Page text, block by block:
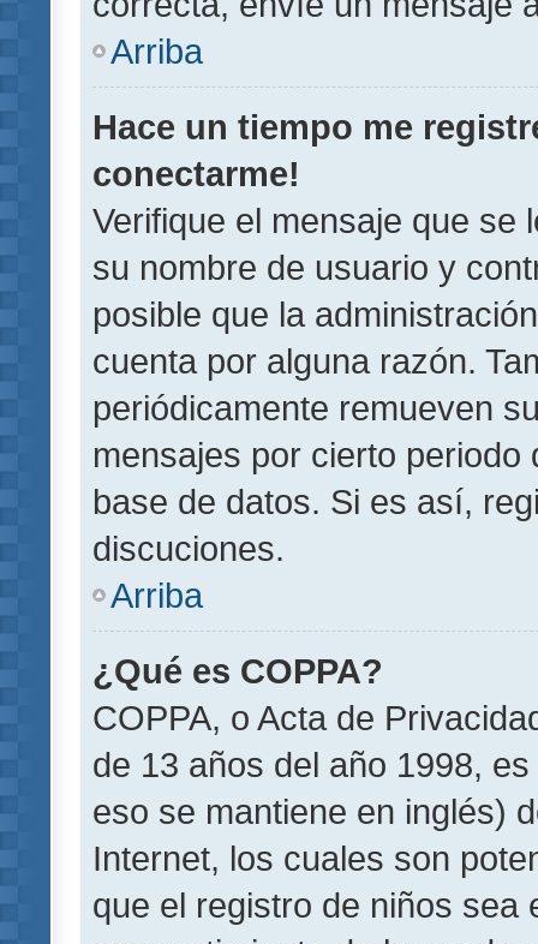
Arriba
Hace un tiempo me
conectarme!
Verifique el mensaje que se
su nombre de usuario y
posible que la
cuenta por alguna razón.
periódicamente remueven
mensajes por cierto
base de datos. Si es así,
discuciones.
Arriba
¿Qué es COPPA?
COPPA, o Acta de
de 13 años del año 1998,
eso se mantiene en inglés)
Internet, los cuales son
que el registro de niños sea